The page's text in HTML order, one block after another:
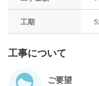
工期
工事について
ご要望